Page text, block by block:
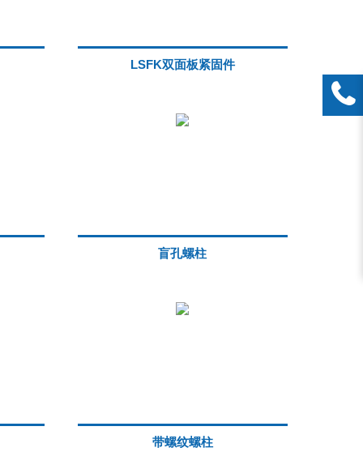
LSFK双面板紧固件
盲孔螺柱
带螺纹螺柱